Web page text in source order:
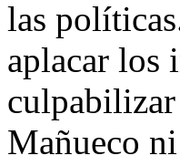
las
aplacar los
Mañueco